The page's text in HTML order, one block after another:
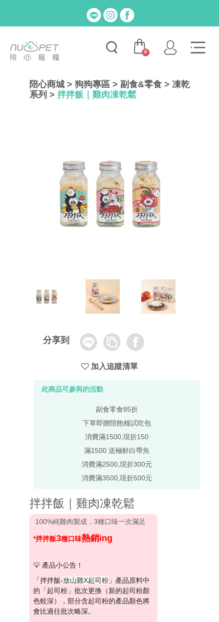
0
陪心商城 > 狗狗專區 > 副食&零食 > 凍乾
系列 > 拌拌飯｜雞肉凍乾鬆
分享到 Line
Copy
Link
Facebook
加入追蹤清單
此商品可參與的活動
副食零食85折
下單即贈陪飽糧試吃包
消費滿1500,現折150
滿1500 送極鮮白帶魚
消費滿2500,現折300元
消費滿3500,現折500元
拌拌飯｜雞肉凍乾鬆
100%純雞肉製成，3種口味一次滿足
*拌拌飯3種口味熱銷ing
💡 產品小公告！
「拌拌飯-放山雞X起司粉 」產品原料中
的「起司粉」批次更換（新的起司粉顏
色較深），部分含起司粉的產品顏色將
會比過往批次略深。